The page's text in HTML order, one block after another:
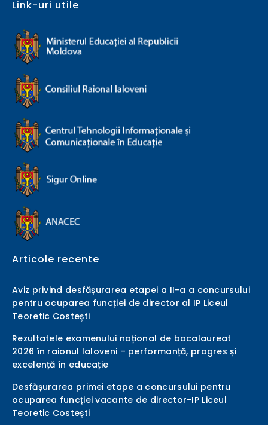
Link-uri utile
Articole recente
Aviz privind desfășurarea etapei a II-a a concursului
pentru ocuparea funcției de director al IP Liceul
Teoretic Costești
Rezultatele examenului național de bacalaureat
2026 în raionul Ialoveni – performanță, progres și
excelență în educație
Desfășurarea primei etape a concursului pentru
ocuparea funcției vacante de director-IP Liceul
Teoretic Costești